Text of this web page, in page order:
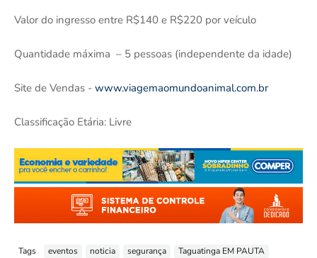
Valor do ingresso entre R$140 e R$220 por veículo
Quantidade máxima – 5 pessoas (independente da idade)
Site de Vendas - www.viagemaomundoanimal.com.br
Classificação Etária: Livre
Tags eventos noticia segurança Taguatinga EM PAUTA